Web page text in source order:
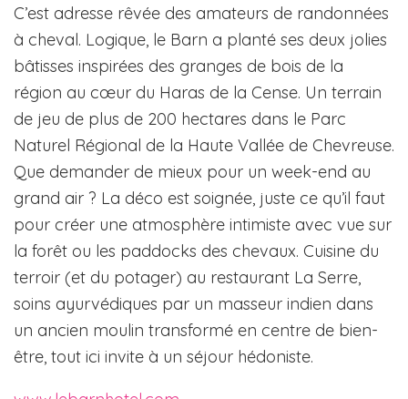
C’est adresse rêvée des amateurs de randonnées
à cheval. Logique, le Barn a planté ses deux jolies
bâtisses inspirées des granges de bois de la
région au cœur du Haras de la Cense. Un terrain
de jeu de plus de 200 hectares dans le Parc
Naturel Régional de la Haute Vallée de Chevreuse.
Que demander de mieux pour un week-end au
grand air ? La déco est soignée, juste ce qu’il faut
pour créer une atmosphère intimiste avec vue sur
la forêt ou les paddocks des chevaux. Cuisine du
terroir (et du potager) au restaurant La Serre,
soins ayurvédiques par un masseur indien dans
un ancien moulin transformé en centre de bien-
être, tout ici invite à un séjour hédoniste.